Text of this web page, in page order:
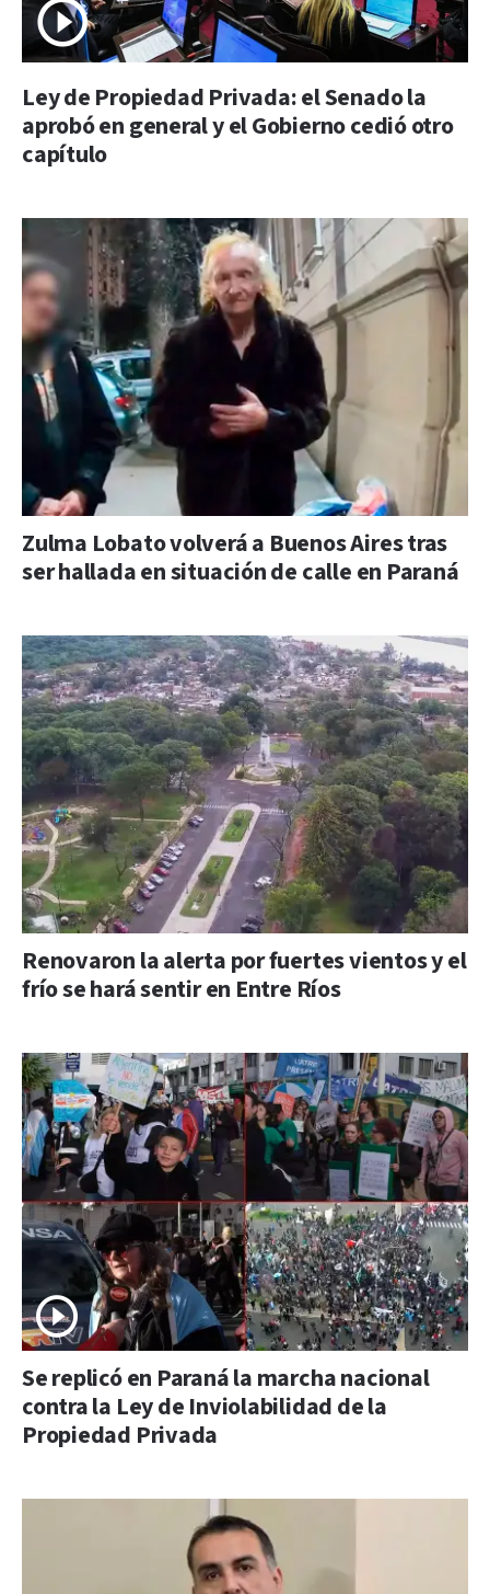
Ley de Propiedad Privada: el Senado la
aprobó en general y el Gobierno cedió otro
capítulo
Zulma Lobato volverá a Buenos Aires tras
ser hallada en situación de calle en Paraná
Renovaron la alerta por fuertes vientos y el
frío se hará sentir en Entre Ríos
Se replicó en Paraná la marcha nacional
contra la Ley de Inviolabilidad de la
Propiedad Privada